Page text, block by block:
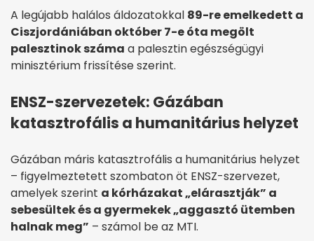
A legújabb halálos áldozatokkal 89-re emelkedett a
Ciszjordániában október 7-e óta megölt
palesztinok száma a palesztin egészségügyi
minisztérium frissítése szerint.
ENSZ-szervezetek: Gázában
katasztrofális a humanitárius helyzet
Gázában máris katasztrofális a humanitárius helyzet
– figyelmeztetett szombaton öt ENSZ-szervezet,
amelyek szerint a kórházakat „elárasztják” a
sebesültek és a gyermekek „aggasztó ütemben
halnak meg” – számol be az MTI.